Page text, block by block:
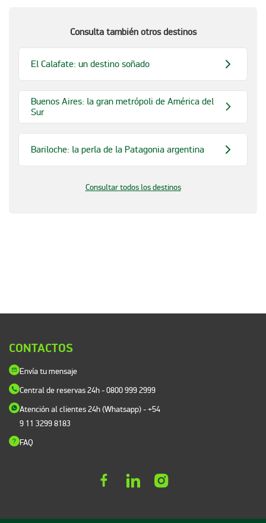
Consulta también otros destinos
El Calafate: un destino soñado
Buenos Aires: la gran metrópoli de América del
Sur
Bariloche: la perla de la Patagonia argentina
Consultar todos los destinos
CONTACTOS
Envía tu mensaje
Central de reservas 24h- 0800 999 2999
Atención al clientes 24h (Whatsapp)- +54
9 11 3299 8183
FAQ